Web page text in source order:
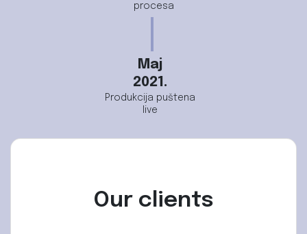
procesa
Maj
2021.
Produkcija puštena
live
Our clients